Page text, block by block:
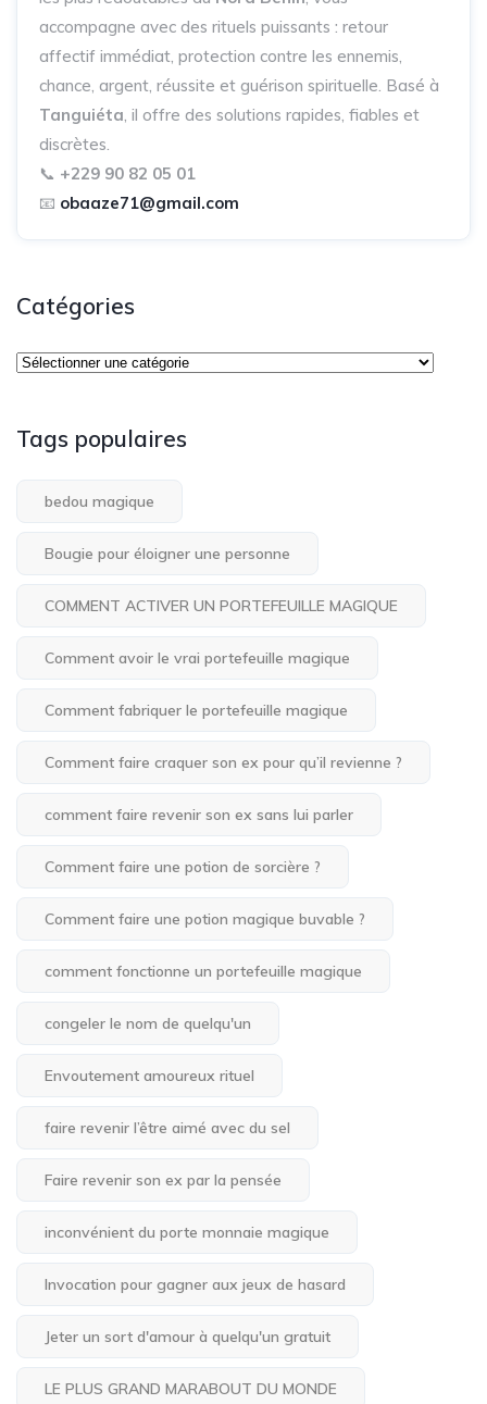
accompagne avec des rituels puissants : retour
affectif immédiat, protection contre les ennemis,
chance, argent, réussite et guérison spirituelle. Basé à
Tanguiéta, il offre des solutions rapides, fiables et
discrètes.
📞 +229 90 82 05 01
📧 obaaze71@gmail.com
Catégories
Tags populaires
bedou magique
Bougie pour éloigner une personne
COMMENT ACTIVER UN PORTEFEUILLE MAGIQUE
Comment avoir le vrai portefeuille magique
Comment fabriquer le portefeuille magique
Comment faire craquer son ex pour qu’il revienne ?
comment faire revenir son ex sans lui parler
Comment faire une potion de sorcière ?
Comment faire une potion magique buvable ?
comment fonctionne un portefeuille magique
congeler le nom de quelqu'un
Envoutement amoureux rituel
faire revenir l’être aimé avec du sel
Faire revenir son ex par la pensée
inconvénient du porte monnaie magique
Invocation pour gagner aux jeux de hasard
Jeter un sort d'amour à quelqu'un gratuit
LE PLUS GRAND MARABOUT DU MONDE